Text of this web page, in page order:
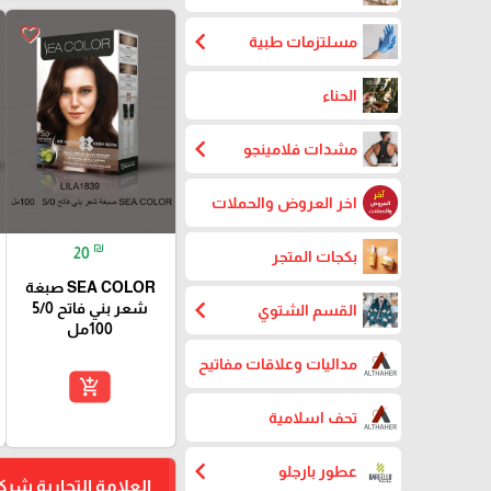
مسلتزمات طبية chevron_left
الحناء
مشدات فلامينجو chevron_left
اخر العروض والحملات
بكجات المتجر
القسم الشتوي chevron_left
مداليات وعلاقات مفاتيح
تحف اسلامية
عطور بارجلو chevron_left
favorite_border
20 ₪
SEA COLOR صبغة
شعر بني فاتح 5/0
100مل
add_shopping_cart
العلامة التجارية